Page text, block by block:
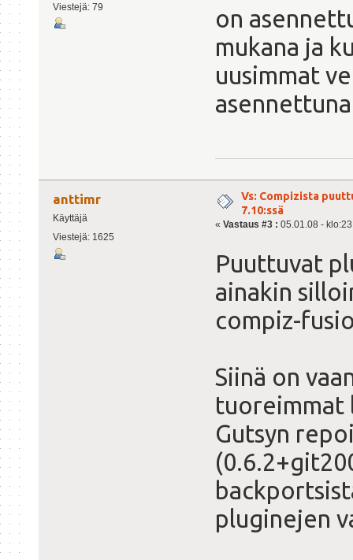
Viestejä: 79
on
mukana ja
uusimmat
anttimr
Käyttäjä
Viestejä: 1625
Vs: Compizista
7.10:ssä
« Vastaus #3 : 05.01.08 -
Puuttuvat
ainakin
compiz-
Siinä on
tuoreimmat
Gutsyn
pluginejen